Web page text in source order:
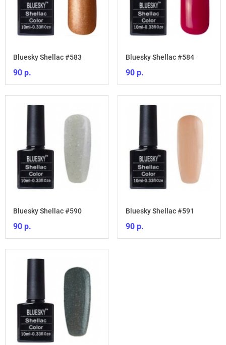
Bluesky Shellac #583
90 р.
Bluesky Shellac #584
90 р.
Bluesky Shellac #590
90 р.
Bluesky Shellac #591
90 р.